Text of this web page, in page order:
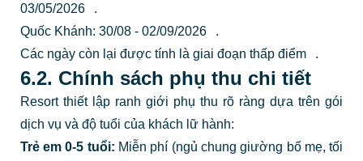
03/05/2026
.
Quốc Khánh: 30/08 - 02/09/2026
.
Các ngày còn lại được tính là giai đoạn thấp điểm
.
6.2. Chính sách phụ thu chi tiết
Resort thiết lập ranh giới phụ thu rõ ràng dựa trên gói
dịch vụ và độ tuổi của khách lữ hành:
Trẻ em 0-5 tuổi: Miễn phí (ngủ chung giường bố mẹ, tối